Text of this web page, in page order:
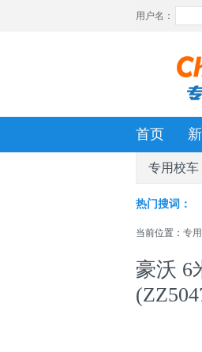
首页
专用校车
热门搜词：
当前位置： 专
豪沃 6